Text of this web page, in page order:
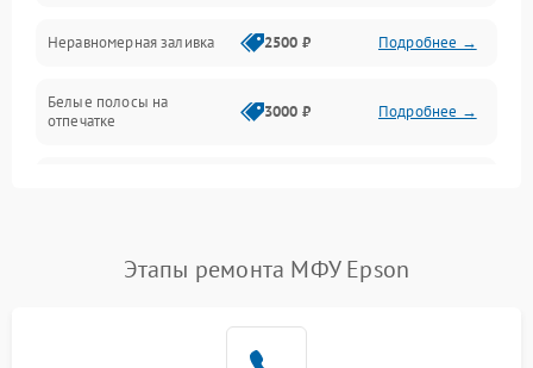
Дисплей и органы управления
Изображение
Неравномерная заливка 2500 ₽ Подробнее →
Белые полосы на
отпечатке
3000 ₽ Подробнее →
Этапы ремонта МФУ Epson